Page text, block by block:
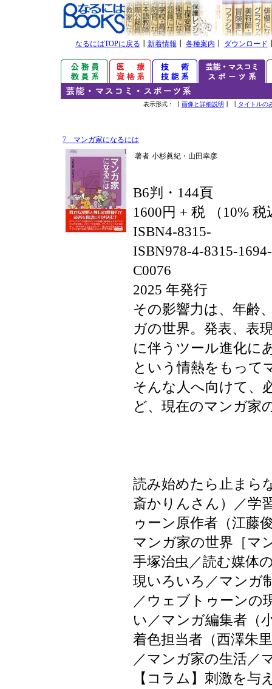
なるにはTOPに戻る 新着情報 各種案内 ダウンロード
表示形式： ┃ 画像と詳細説明 タイトルの
7 マンガ家になるには
著者 小杉眞紀・山田幸彦
B6判・144頁
1600円 + 税 （10%
ISBN4-8315-
ISBN978-4-8315-
C0076
2025 年発行
その影響力は、年齢
ガの世界。発表、表
に伴うツール進化に
という情熱をもって
そんな人へ向けて、
ど、現在のマンガ家
読み始めたら止まら
斎かりんさん）／学
ゥーン原作者（江藤
マンガ家の世界［マ
手塚治虫／読む媒体
現いろいろ／マンガ
／ウェブトゥーンの
い／マンガ編集者（
着色担当者（西澤朱
／マンガ家の生活／
【コラム】刺激を